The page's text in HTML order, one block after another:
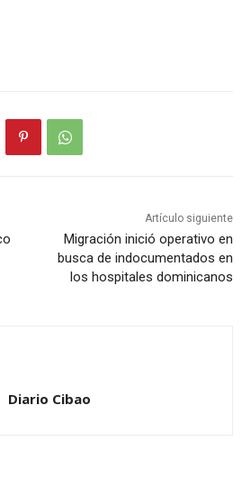
Artículo siguiente
Migración inició operativo en
busca de indocumentados en
los hospitales dominicanos
Diario Cibao